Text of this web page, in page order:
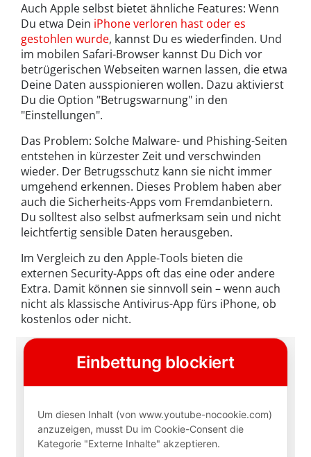
Auch Apple selbst bietet ähnliche Features: Wenn
Du etwa Dein iPhone verloren hast oder es
gestohlen wurde, kannst Du es wiederfinden. Und
im mobilen Safari-Browser kannst Du Dich vor
betrügerischen Webseiten warnen lassen, die etwa
Deine Daten ausspionieren wollen. Dazu aktivierst
Du die Option "Betrugswarnung" in den
"Einstellungen".
Das Problem: Solche Malware- und Phishing-Seiten
entstehen in kürzester Zeit und verschwinden
wieder. Der Betrugsschutz kann sie nicht immer
umgehend erkennen. Dieses Problem haben aber
auch die Sicherheits-Apps vom Fremdanbietern.
Du solltest also selbst aufmerksam sein und nicht
leichtfertig sensible Daten herausgeben.
Im Vergleich zu den Apple-Tools bieten die
externen Security-Apps oft das eine oder andere
Extra. Damit können sie sinnvoll sein – wenn auch
nicht als klassische Antivirus-App fürs iPhone, ob
kostenlos oder nicht.